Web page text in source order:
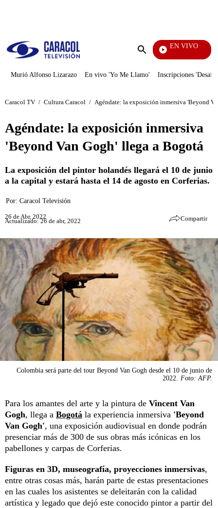
Enviar
EN VIVO
Diario De Diana
Murió Alfonso Lizarazo En vivo 'Yo Me Llamo' Inscripciones
Caracol TV / Cultura Caracol / Agéndate: la exposición inmersiva 'Beyond
Agéndate: la exposición inmersiva
'Beyond Van Gogh' llega a Bogotá
La exposición del pintor holandés llegará el 10 de junio
a la capital y estará hasta el 14 de agosto en Corferias.
Por: Caracol Televisión
26 de Abr, 2022
Actualizado: 26 de abr, 2022 Compartir
Colombia será parte del tour Beyond Van Gogh desde el 10 de junio de
2022.
Foto: AFP.
Para los amantes del arte y la pintura de Vincent Van
Gogh, llega a Bogotá la experiencia inmersiva 'Beyond
Van Gogh', una exposición audiovisual en donde podrán
presenciar más de 300 de sus obras más icónicas en los
pabellones y carpas de Corferias.
Figuras en 3D, museografía, proyecciones inmersivas,
entre otras cosas más, harán parte de estas presentaciones
en las cuales los asistentes se deleitarán con la calidad
artística y legado que dejó este conocido pintor a partir del